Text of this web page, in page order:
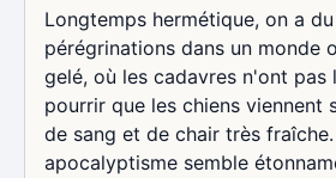
Longtemps hermétique, on a
pérégrinations dans un monde
gelé, où les cadavres n'ont pas
pourrir que les chiens viennent
de sang et de chair très
apocalyptisme semble